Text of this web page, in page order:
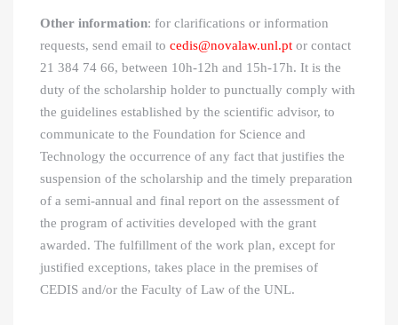
Other information: for clarifications or information
requests, send email to cedis@novalaw.unl.pt or contact
21 384 74 66, between 10h-12h and 15h-17h. It is the
duty of the scholarship holder to punctually comply with
the guidelines established by the scientific advisor, to
communicate to the Foundation for Science and
Technology the occurrence of any fact that justifies the
suspension of the scholarship and the timely preparation
of a semi-annual and final report on the assessment of
the program of activities developed with the grant
awarded. The fulfillment of the work plan, except for
justified exceptions, takes place in the premises of
CEDIS and/or the Faculty of Law of the UNL.